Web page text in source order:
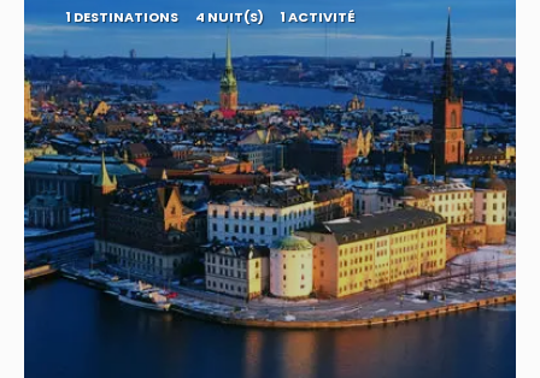
1 DESTINATIONS 4 NUIT(S) 1 ACTIVITÉ